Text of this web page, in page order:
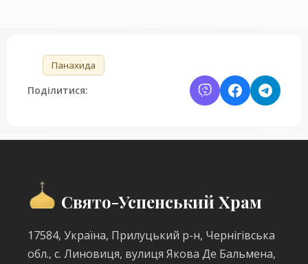
Панахида
Поділитися:
Свято-Успенський Храм
17584, Україна, Прилуцький р-н, Чернігівська
обл., с. Линовиця, вулиця Якова Де Бальмена,